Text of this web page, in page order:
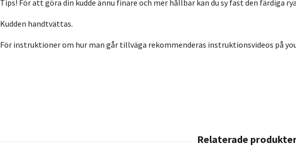
Tips! För att göra din kudde ännu finare och mer hållbar kan du sy fast den färdiga
Kudden handtvättas.
För instruktioner om hur man går tillväga rekommenderas instruktionsvideos på